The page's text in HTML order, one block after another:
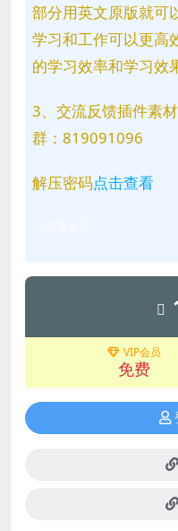
部分用英文原版就可
学习和工作可以更高
的学习效率和学习效
3、交流反馈插件素
群：819091096
解压密码点击查看
VIP会员
免费